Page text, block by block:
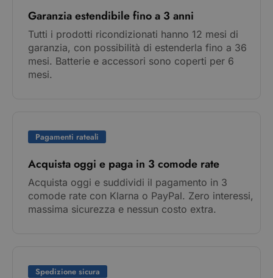
Garanzia estendibile fino a 3 anni
Tutti i prodotti ricondizionati hanno 12 mesi di
garanzia, con possibilità di estenderla fino a 36
mesi. Batterie e accessori sono coperti per 6
mesi.
Pagamenti rateali
Acquista oggi e paga in 3 comode rate
Acquista oggi e suddividi il pagamento in 3
comode rate con Klarna o PayPal. Zero interessi,
massima sicurezza e nessun costo extra.
Spedizione sicura